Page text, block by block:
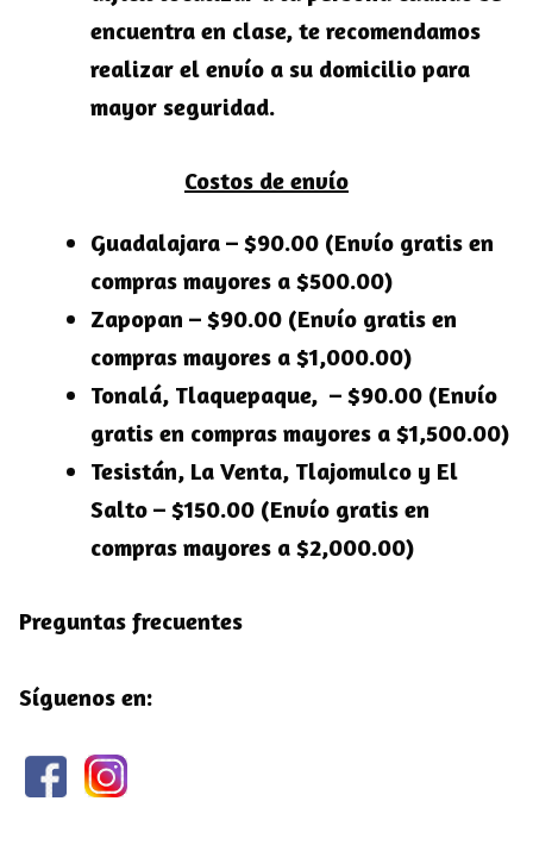
encuentra en clase, te recomendamos
realizar el envío a su domicilio para
mayor seguridad.
Costos de envío
Guadalajara – $90.00 (Envío gratis en
compras mayores a $500.00)
Zapopan – $90.00 (Envío gratis en
compras mayores a $1,000.00)
Tonalá, Tlaquepaque, – $90.00 (Envío
gratis en compras mayores a $1,500.00)
Tesistán, La Venta, Tlajomulco y El
Salto – $150.00 (Envío gratis en
compras mayores a $2,000.00)
Preguntas frecuentes
Síguenos en: